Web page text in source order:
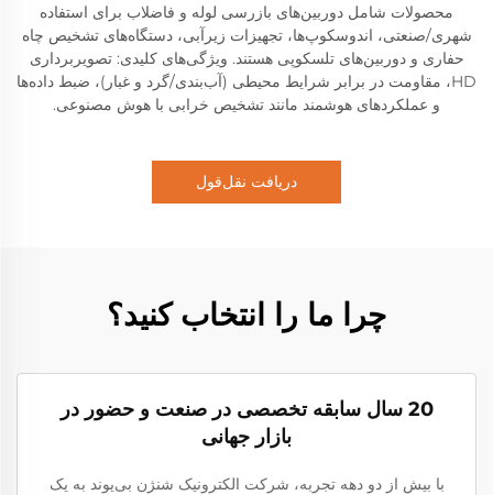
محصولات شامل دوربین‌های بازرسی لوله و فاضلاب برای استفاده
شهری/صنعتی، اندوسکوپ‌ها، تجهیزات زیرآبی، دستگاه‌های تشخیص چاه
حفاری و دوربین‌های تلسکوپی هستند. ویژگی‌های کلیدی: تصویربرداری
HD، مقاومت در برابر شرایط محیطی (آب‌بندی/گرد و غبار)، ضبط داده‌ها
و عملکردهای هوشمند مانند تشخیص خرابی با هوش مصنوعی.
دریافت نقل‌قول
چرا ما را انتخاب کنید؟
20 سال سابقه تخصصی در صنعت و حضور در
بازار جهانی
با بیش از دو دهه تجربه، شرکت الکترونیک شنژن بی‌یوند به یک